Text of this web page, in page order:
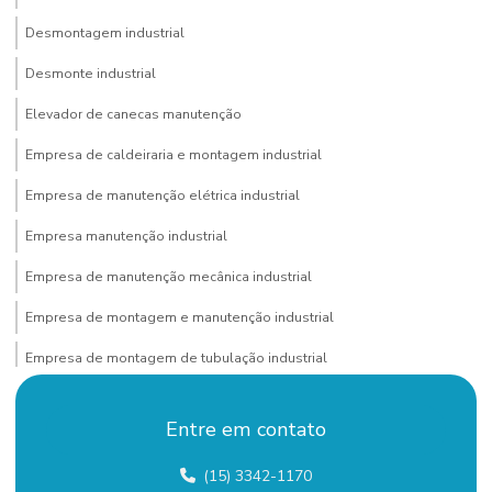
Desmontagem industrial
Desmonte industrial
Elevador de canecas manutenção
Empresa de caldeiraria e montagem industrial
Empresa de manutenção elétrica industrial
Empresa manutenção industrial
Empresa de manutenção mecânica industrial
Empresa de montagem e manutenção industrial
Empresa de montagem de tubulação industrial
Empresa de pintura predial
Empresa de remoção de equipamentos
Entre em contato
(15) 3342-1170